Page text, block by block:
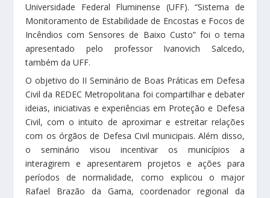
Universidade Federal Fluminense (UFF). “Sistema de
Monitoramento de Estabilidade de Encostas e Focos de
Incêndios com Sensores de Baixo Custo” foi o tema
apresentado pelo professor Ivanovich Salcedo,
também da UFF.
O objetivo do II Seminário de Boas Práticas em Defesa
Civil da REDEC Metropolitana foi compartilhar e debater
ideias, iniciativas e experiências em Proteção e Defesa
Civil, com o intuito de aproximar e estreitar relações
com os órgãos de Defesa Civil municipais. Além disso,
o seminário visou incentivar os municípios a
interagirem e apresentarem projetos e ações para
períodos de normalidade, como explicou o major
Rafael Brazão da Gama, coordenador regional da